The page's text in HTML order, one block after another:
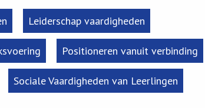
Leiderschap vaardigheden
Positioneren vanuit verbinding
Sociale Vaardigheden van Leerlingen